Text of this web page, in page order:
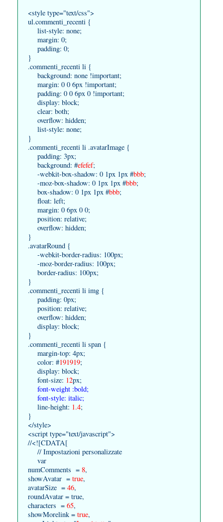
<style type="text/css">
ul.commenti_recenti {
list-style: none;
margin: 0;
padding: 0;
}
.commenti_recenti li {
background: none !important;
margin: 0 0 6px !important;
padding: 0 0 6px 0 !important;
display: block;
clear: both;
overflow: hidden;
list-style: none;
}
.commenti_recenti li .avatarImage {
padding: 3px;
background: #efefef;
-webkit-box-shadow: 0 1px 1px #bbb;
-moz-box-shadow: 0 1px 1px #bbb;
box-shadow: 0 1px 1px #bbb;
float: left;
margin: 0 6px 0 0;
position: relative;
overflow: hidden;
}
.avatarRound {
-webkit-border-radius: 100px;
-moz-border-radius: 100px;
border-radius: 100px;
}
.commenti_recenti li img {
padding: 0px;
position: relative;
overflow: hidden;
display: block;
}
.commenti_recenti li span {
margin-top: 4px;
color: #191919;
display: block;
font-size: 12px;
font-weight :bold;
font-style: italic;
line-height: 1.4;
}
</style>
<script type="text/javascript">
//<![CDATA[
// Impostazioni personalizzate
var
numComments = 8,
showAvatar = true,
avatarSize = 46,
roundAvatar = true,
characters = 65,
showMorelink = true,